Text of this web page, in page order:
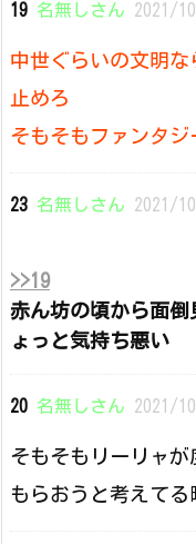
19 名無しさん 2021/
中世ぐらいの文明
止めろ
そもそもファンタジ
23 名無しさん 2021/
>>19
赤ん坊の頃から面
ょっと気持ち悪い
20 名無しさん 2021/
そもそもリーリャ
もらおうと考えてる